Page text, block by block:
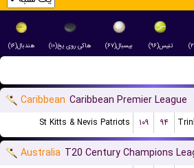
تنیس(۹۶) بیسبال(۶۷) هاکی روی یخ(۱۰) هندبال(۱۶)
Caribbean Caribbean Premier League
St Kitts & Nevis Patriots ۱۰۹ ۹۴
Australia T20 Century Champions